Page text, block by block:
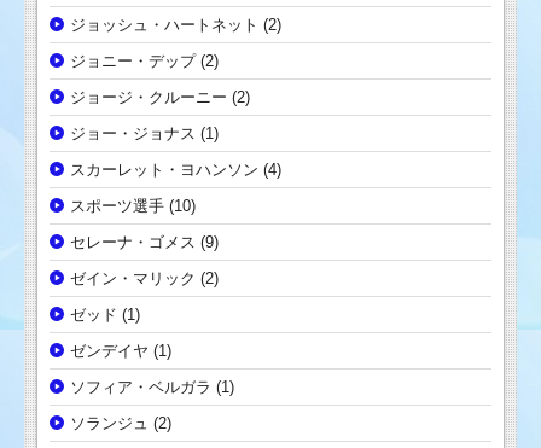
ジョッシュ・ハートネット (2)
ジョニー・デップ(2)
ジョージ・クルーニー (2)
ジョー・ジョナス (1)
スカーレット・ヨハンソン (4)
スポーツ選手 (10)
セレーナ・ゴメス (9)
ゼイン・マリック (2)
ゼッド (1)
ゼンデイヤ (1)
ソフィア・ベルガラ (1)
ソランジュ (2)